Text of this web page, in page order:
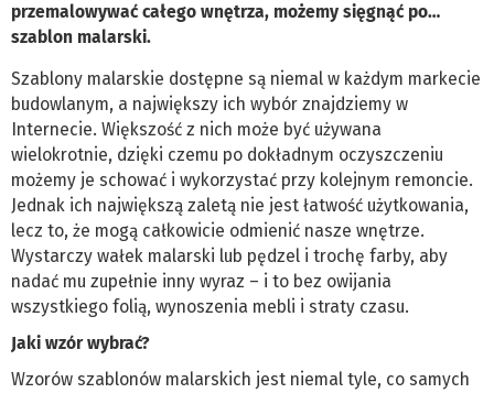
przemalowywać całego wnętrza, możemy sięgnąć po…
szablon malarski.
Szablony malarskie dostępne są niemal w każdym markecie
budowlanym, a największy ich wybór znajdziemy w
Internecie. Większość z nich może być używana
wielokrotnie, dzięki czemu po dokładnym oczyszczeniu
możemy je schować i wykorzystać przy kolejnym remoncie.
Jednak ich największą zaletą nie jest łatwość użytkowania,
lecz to, że mogą całkowicie odmienić nasze wnętrze.
Wystarczy wałek malarski lub pędzel i trochę farby, aby
nadać mu zupełnie inny wyraz – i to bez owijania
wszystkiego folią, wynoszenia mebli i straty czasu.
Jaki wzór wybrać?
Wzorów szablonów malarskich jest niemal tyle, co samych